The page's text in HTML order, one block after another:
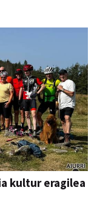
kultur eragilea